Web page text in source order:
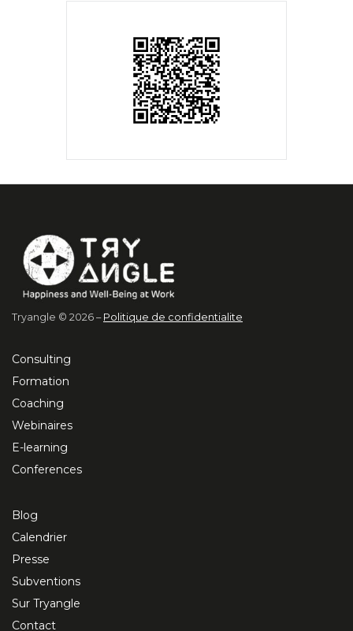
Tryangle © 2026 – Politique de confidentialite
Consulting
Formation
Coaching
Webinaires
E-learning
Conferences
Blog
Calendrier
Presse
Subventions
Sur Tryangle
Contact